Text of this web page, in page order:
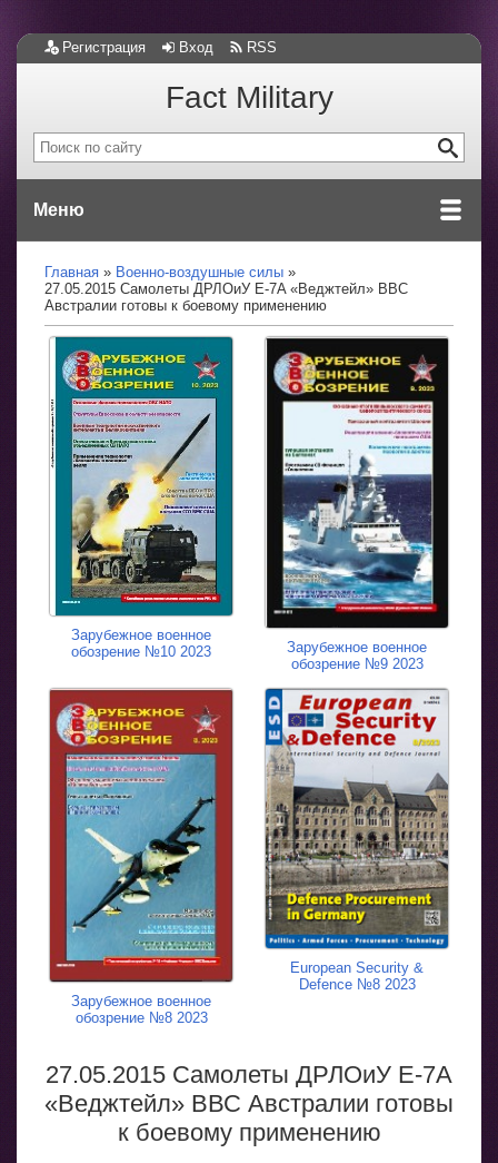
Регистрация Вход RSS
Fact Military
Меню
Главная
Военно-воздушные силы
27.05.2015 Самолеты ДРЛОиУ E-7A «Веджтейл» ВВС
Австралии готовы к боевому применению
Зарубежное военное
обозрение №10 2023
Зарубежное военное
обозрение №9 2023
Зарубежное военное
обозрение №8 2023
European Security &
Defence №8 2023
27.05.2015 Самолеты ДРЛОиУ E-7A
«Веджтейл» ВВС Австралии готовы
к боевому применению